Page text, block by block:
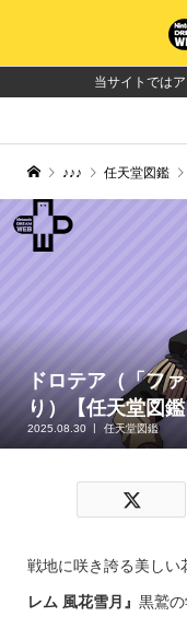
当サイトでは
♪♪♪ 任天堂図鑑
ドロテア（「フ
り）【任天堂図
2025.08.30 任天堂図鑑
戦地に咲き誇る美しい
レム 風花雪月』 黒鷲